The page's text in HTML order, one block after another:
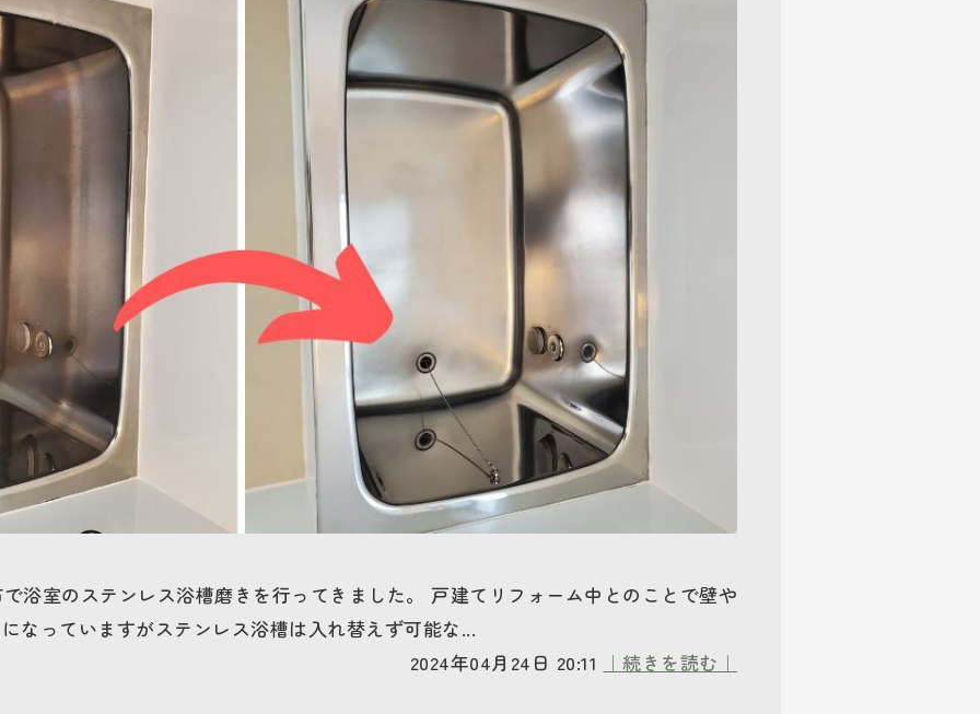
浴室のステンレス浴槽磨きを行ってきました。 戸建てリフォーム中とのことで壁や
なっていますがステンレス浴槽は入れ替えず可能な...
2024年04月24日 20:11
｜続きを読む｜